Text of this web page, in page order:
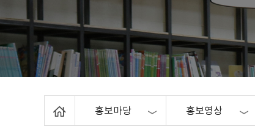
홍보마당 홍보영상